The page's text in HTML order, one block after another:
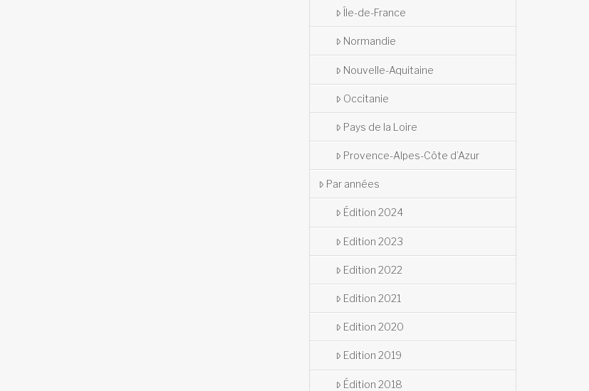
Île-de-France
Normandie
Nouvelle-Aquitaine
Occitanie
Pays de la Loire
Provence-Alpes-Côte d’Azur
Par années
Édition 2024
Edition 2023
Edition 2022
Edition 2021
Edition 2020
Edition 2019
Édition 2018